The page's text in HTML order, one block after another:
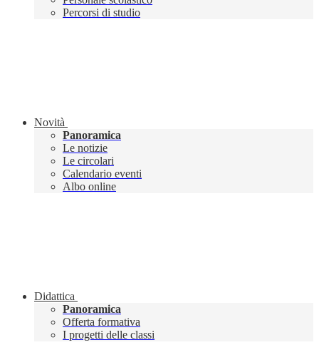
Percorsi di studio
Novità
Panoramica
Le notizie
Le circolari
Calendario eventi
Albo online
Didattica
Panoramica
Offerta formativa
I progetti delle classi